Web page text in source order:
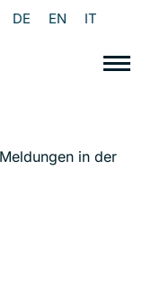
DE EN IT
in der